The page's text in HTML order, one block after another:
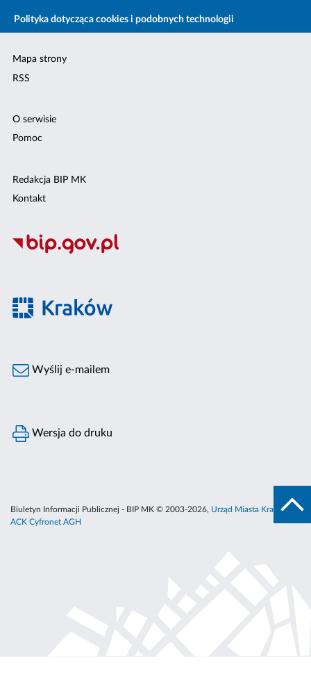
Polityka dotycząca cookies i podobnych technologii
Mapa strony
RSS
O serwisie
Pomoc
Redakcja BIP MK
Kontakt
Wyślij e-mailem
Wersja do druku
Biuletyn Informacji Publicznej - BIP MK © 2003-2026, Urząd Miasta Krakowa
ACK Cyfronet AGH